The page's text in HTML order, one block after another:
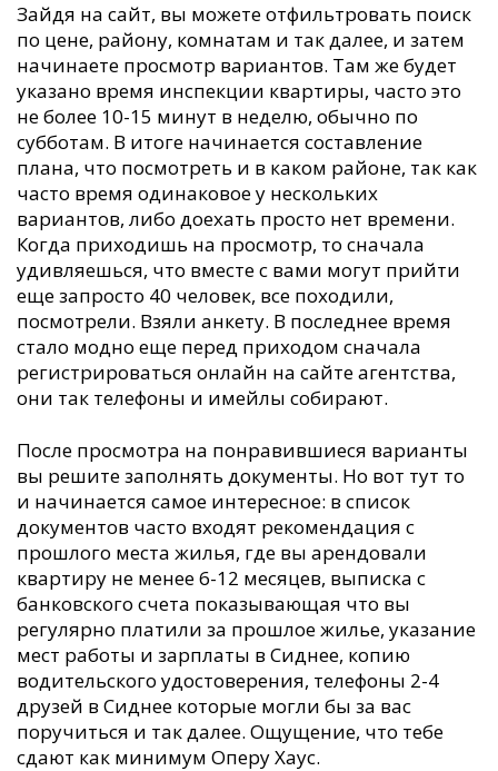
Зайдя на сайт, вы можете отфильтровать поиск
по цене, району, комнатам и так далее, и затем
начинаете просмотр вариантов. Там же будет
указано время инспекции квартиры, часто это
не более 10-15 минут в неделю, обычно по
субботам. В итоге начинается составление
плана, что посмотреть и в каком районе, так как
часто время одинаковое у нескольких
вариантов, либо доехать просто нет времени.
Когда приходишь на просмотр, то сначала
удивляешься, что вместе с вами могут прийти
еще запросто 40 человек, все походили,
посмотрели. Взяли анкету. В последнее время
стало модно еще перед приходом сначала
регистрироваться онлайн на сайте агентства,
они так телефоны и имейлы собирают.
После просмотра на понравившиеся варианты
вы решите заполнять документы. Но вот тут то
и начинается самое интересное: в список
документов часто входят рекомендация с
прошлого места жилья, где вы арендовали
квартиру не менее 6-12 месяцев, выписка с
банковского счета показывающая что вы
регулярно платили за прошлое жилье, указание
мест работы и зарплаты в Сиднее, копию
водительского удостоверения, телефоны 2-4
друзей в Сиднее которые могли бы за вас
поручиться и так далее. Ощущение, что тебе
сдают как минимум Оперу Хаус.